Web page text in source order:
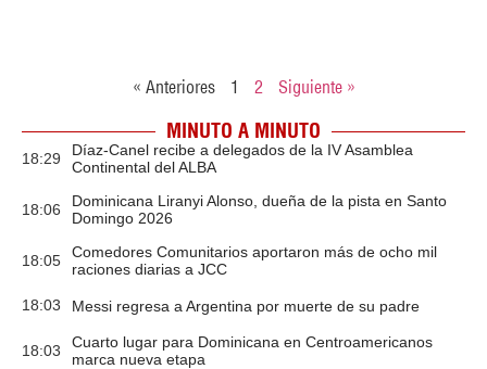
« Anteriores 1 2 Siguiente »
MINUTO A MINUTO
18:29
Díaz-Canel recibe a delegados de la IV Asamblea
Continental del ALBA
18:06
Dominicana Liranyi Alonso, dueña de la pista en Santo
Domingo 2026
18:05
Comedores Comunitarios aportaron más de ocho mil
raciones diarias a JCC
18:03 Messi regresa a Argentina por muerte de su padre
18:03
Cuarto lugar para Dominicana en Centroamericanos
marca nueva etapa